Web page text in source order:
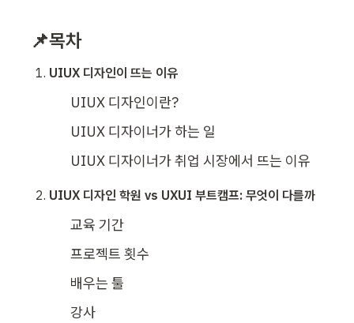
📌목차
UIUX 디자인이 뜨는 이유
UIUX 디자인이란?
UIUX 디자이너가 하는 일
UIUX 디자이너가 취업 시장에서 뜨는 이유
UIUX 디자인 학원 vs UXUI 부트캠프: 무엇이 다를까
교육 기간
프로젝트 횟수
배우는 툴
강사